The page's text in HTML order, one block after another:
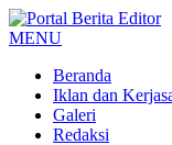
MENU
Beranda
Iklan dan
Galeri
Redaksi